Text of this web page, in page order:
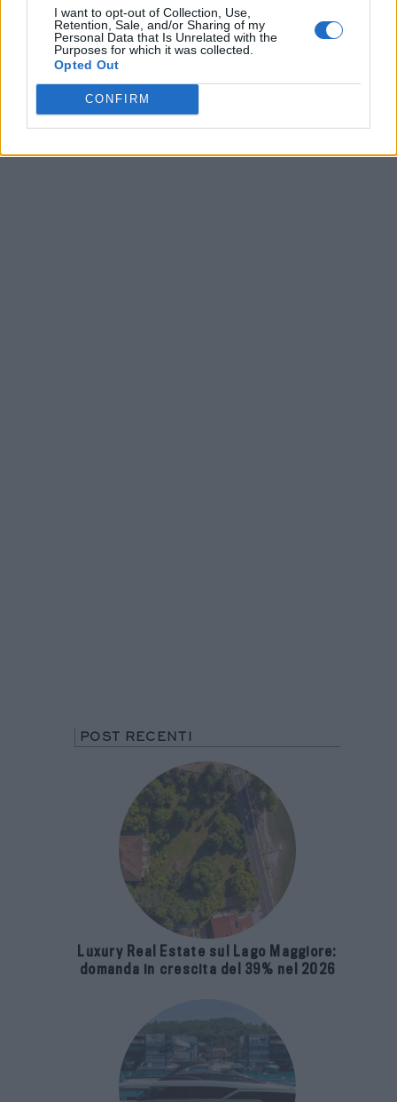
I want to opt-out of Collection, Use,
Retention, Sale, and/or Sharing of my
Personal Data that Is Unrelated with the
Purposes for which it was collected.
Opted Out
CONFIRM
POST RECENTI
Luxury Real Estate sul Lago Maggiore:
domanda in crescita del 39% nel 2026